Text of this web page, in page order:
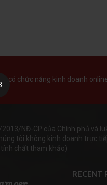
có chức năng kinh doanh
NĐ-CP của Chính phủ và
tôi không kinh doanh trực
chất tham khảo)
RECENT